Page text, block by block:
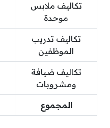
تكاليف ملابس
موحدة
تكاليف تدريب
الموظفين
تكاليف ضيافة
ومشروبات
المجموع